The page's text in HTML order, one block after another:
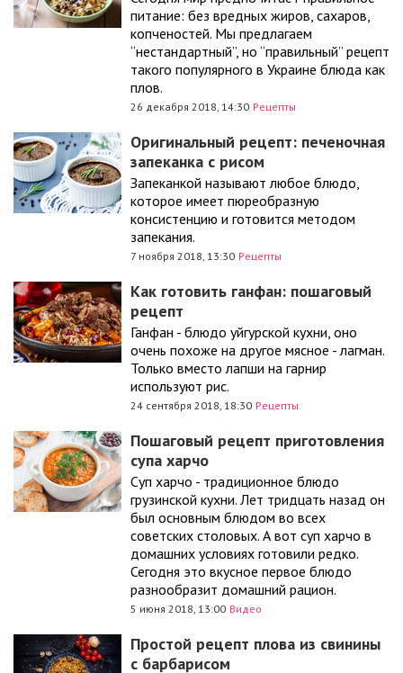
питание: без вредных жиров, сахаров,
копченостей. Мы предлагаем
“нестандартный”, но “правильный” рецепт
такого популярного в Украине блюда как
плов.
26 декабря 2018, 14:30 Рецепты
Оригинальный рецепт: печеночная
запеканка с рисом
Запеканкой называют любое блюдо,
которое имеет пюреобразную
консистенцию и готовится методом
запекания.
7 ноября 2018, 13:30 Рецепты
Как готовить ганфан: пошаговый
рецепт
Ганфан - блюдо уйгурской кухни, оно
очень похоже на другое мясное - лагман.
Только вместо лапши на гарнир
используют рис.
24 сентября 2018, 18:30 Рецепты
Пошаговый рецепт приготовления
супа харчо
Суп харчо - традиционное блюдо
грузинской кухни. Лет тридцать назад он
был основным блюдом во всех
советских столовых. А вот суп харчо в
домашних условиях готовили редко.
Сегодня это вкусное первое блюдо
разнообразит домашний рацион.
5 июня 2018, 13:00 Видео
Простой рецепт плова из свинины
с барбарисом